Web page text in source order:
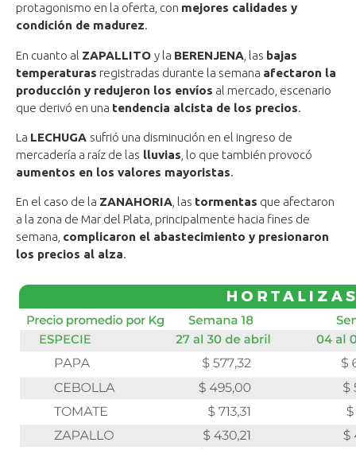
protagonismo en la oferta, con mejores calidades y
condición de madurez.
En cuanto al ZAPALLITO y la BERENJENA , las bajas
temperaturas registradas durante la semana afectaron la
producción y redujeron los envíos al mercado, escenario
que derivó en una tendencia alcista de los precios.
La LECHUGA sufrió una disminución en el ingreso de
mercadería a raíz de las lluvias , lo que también provocó
aumentos en los valores mayoristas.
En el caso de la ZANAHORIA , las tormentas que afectaron
a la zona de Mar del Plata, principalmente hacia fines de
semana, complicaron el abastecimiento y presionaron
los precios al alza.